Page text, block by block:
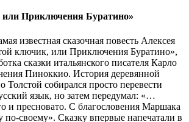
или Приключения Буратино»
известная сказочная повесть Алексея
ключик, или Приключения Буратино»,
сказки итальянского писателя Карло
Пиноккио. История деревянной
Толстой собирался просто перевести
язык, но затем передумал: «…
и пресновато. С благословения Маршака
своему». Сказку впервые напечатали в